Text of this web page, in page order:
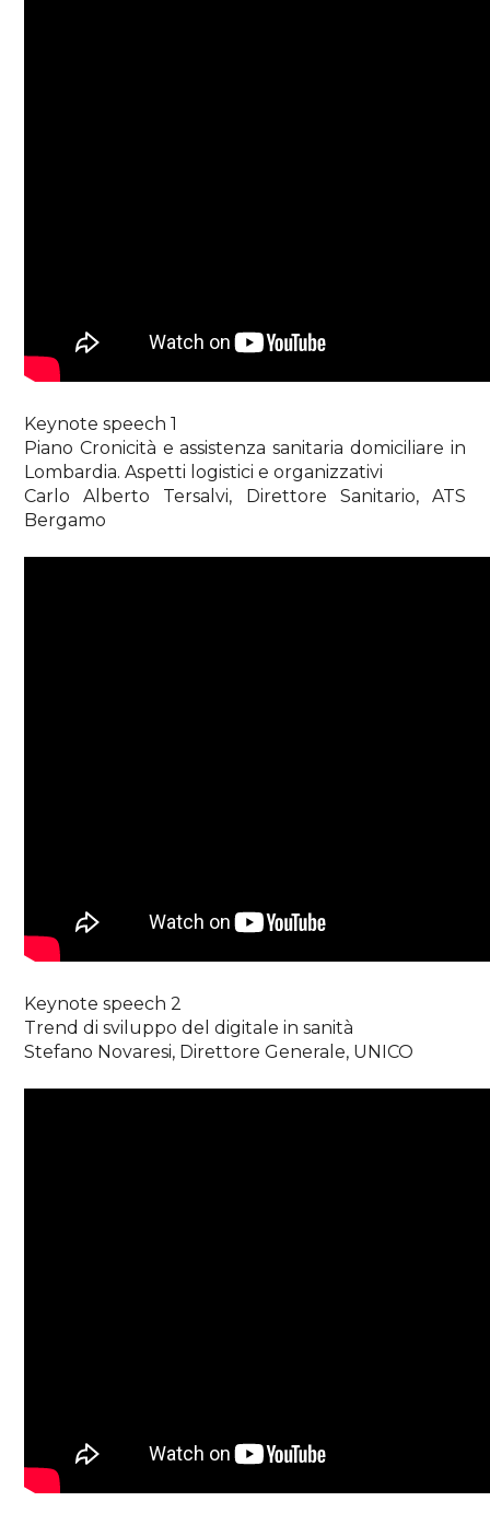
Keynote speech 1
Piano Cronicità e assistenza sanitaria domiciliare in
Lombardia. Aspetti logistici e organizzativi
Carlo Alberto Tersalvi, Direttore Sanitario, ATS
Bergamo
Keynote speech 2
Trend di sviluppo del digitale in sanità
Stefano Novaresi, Direttore Generale, UNICO